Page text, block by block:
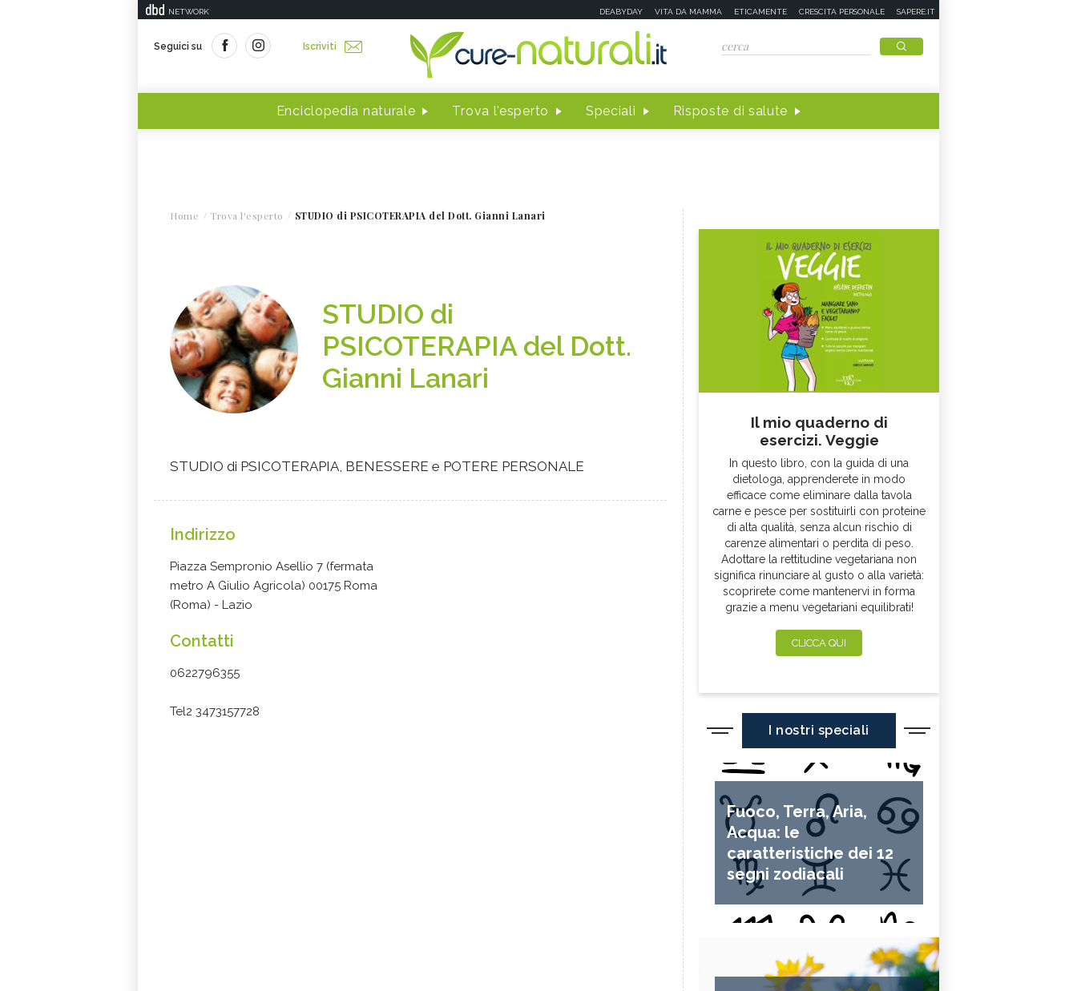
NETWORK DEABYDAY VITA DA MAMMA ETICAMENTE CRESCITA PERSONALE SAPERE.IT
Seguici su Iscriviti
Enciclopedia naturale Trova l'esperto Speciali Risposte di salute
Home Trova l'esperto STUDIO di PSICOTERAPIA del Dott. Gianni Lanari
STUDIO di
PSICOTERAPIA del Dott.
Gianni Lanari
STUDIO di PSICOTERAPIA, BENESSERE e POTERE PERSONALE
Indirizzo
Piazza Sempronio Asellio 7 (fermata
metro A Giulio Agricola) 00175 Roma
(Roma) - Lazio
Contatti
0622796355
Tel2 3473157728
Il mio quaderno di
esercizi. Veggie
In questo libro, con la guida di una
dietologa, apprenderete in modo
efficace come eliminare dalla tavola
carne e pesce per sostituirli con proteine
di alta qualità, senza alcun rischio di
carenze alimentari o perdita di peso.
Adottare la rettitudine vegetariana non
significa rinunciare al gusto o alla varietà:
scoprirete come mantenervi in forma
grazie a menu vegetariani equilibrati!
CLICCA QUI
I nostri speciali
Fuoco, Terra, Aria,
Acqua: le
caratteristiche dei 12
segni zodiacali